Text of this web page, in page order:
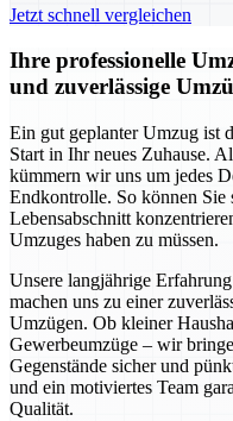
Jetzt schnell vergleichen
Ihre professionelle
und zuverlässige
Ein gut geplanter Umzug ist
Start in Ihr neues Zuhause.
kümmern wir uns um jedes
Endkontrolle. So können Sie
Lebensabschnitt
Umzuges haben zu müssen.
Unsere langjährige
machen uns zu einer
Umzügen. Ob kleiner
Gewerbeumzüge – wir
Gegenstände sicher und
und ein motiviertes Team
Qualität.